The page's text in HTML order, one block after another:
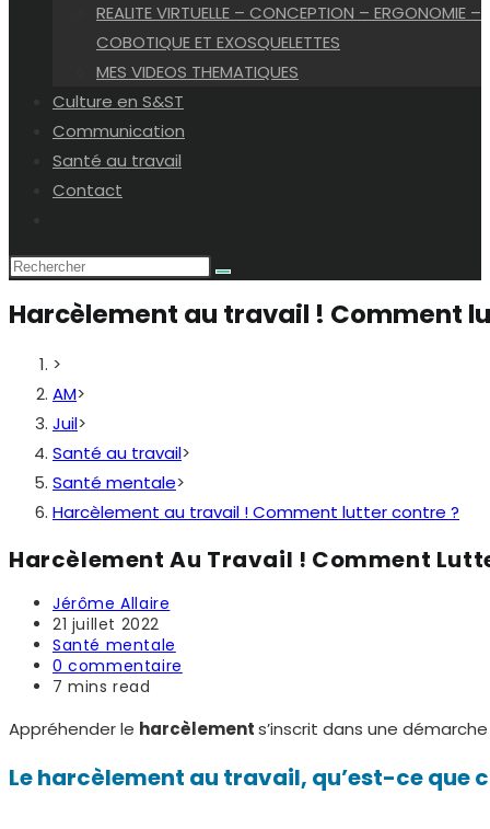
REALITE VIRTUELLE – CONCEPTION – ERGONOMIE –
COBOTIQUE ET EXOSQUELETTES
MES VIDEOS THEMATIQUES
Culture en S&ST
Communication
Santé au travail
Contact
search
Harcèlement au travail ! Comment
>
AM>
Juil>
Santé au travail>
Santé mentale>
Harcèlement au travail ! Comment lutter contre ?
Harcèlement Au Travail ! Comment
Auteur/autrice
de
la
publication :
Jérôme Allaire
Publication
publiée :
21 juillet 2022
Post
category:
Santé mentale
Commentaires
de
publication :
0 commentaire
Temps
lecture :
7 mins read
Appréhender le harcèlements’inscrit dans une
Le harcèlement au travail, qu’est-ce que